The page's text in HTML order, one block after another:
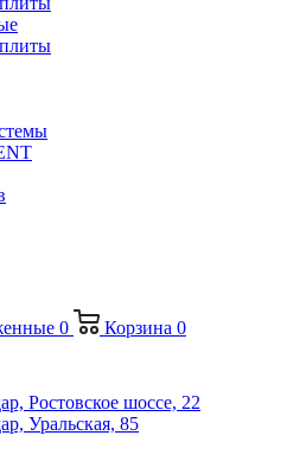
0 Корзина 0
Ростовское шоссе, 22
Уральская, 85